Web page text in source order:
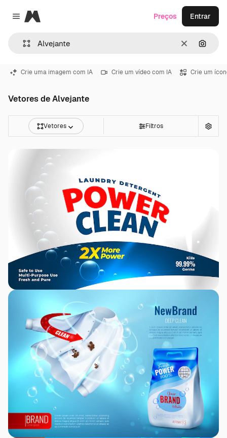
Close menu
Magnific
Limpar
Preços Entrar
Crie uma imagem com IA Crie um vídeo com IA Crie um
Vetores de Alvejante
Vetores Filtros